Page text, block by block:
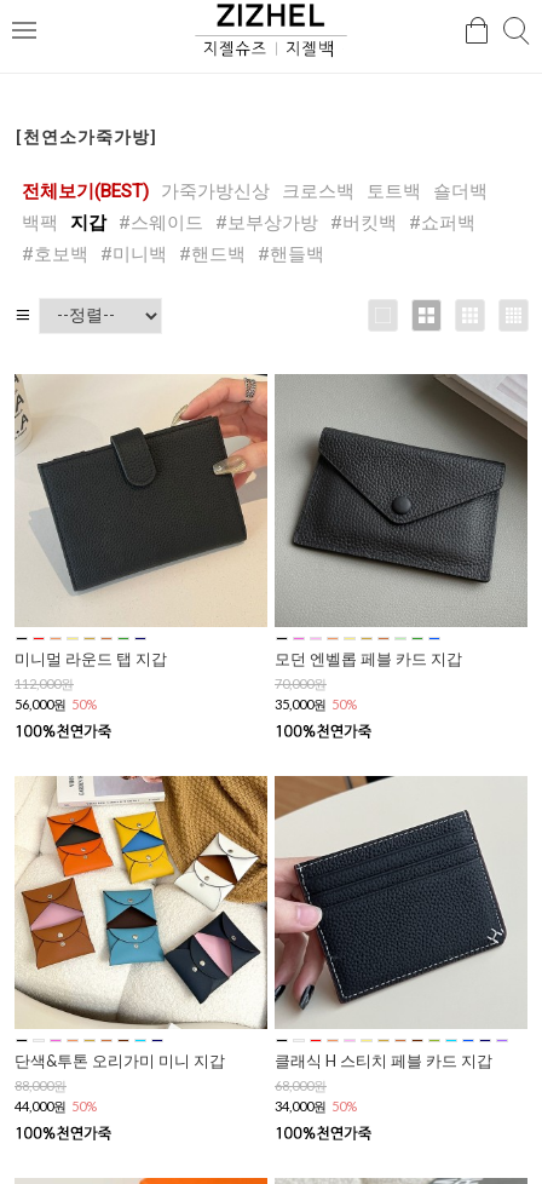
메
검
[천연소가죽가방]
전체보기(BEST) 가죽가방신상 크로스백 토트백
숄더백
백팩
지갑 #스웨이드 #보부상가방 #버킷백
#쇼퍼백
#호보백
#미니백 #핸드백 #핸들백
미니멀 라운드 탭 지갑
112,000원
56,000원 50%
모던 엔벨롭 페블 카드 지갑
70,000원
35,000원 50%
단색&투톤 오리가미 미니 지갑
88,000원
44,000원 50%
클래식 H 스티치 페블 카드 지갑
68,000원
34,000원 50%